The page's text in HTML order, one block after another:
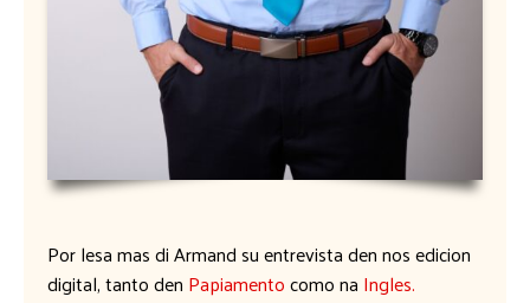
Por lesa mas di Armand su entrevista den nos edicion
digital, tanto den Papiamentocomo na Ingles.